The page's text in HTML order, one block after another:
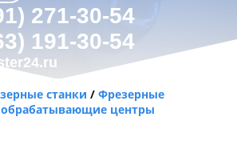
271-30-54
191-30-54
станки /Фрезерные
обрабатывающие центры